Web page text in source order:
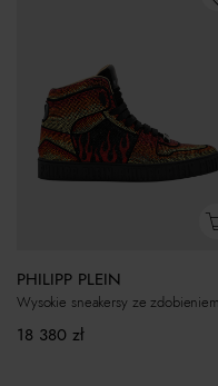
PHILIPP PLEIN
18 380 zł